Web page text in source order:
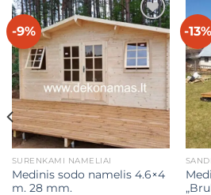
-9% Mėgstamiausias
SURENKAMI NAMELIAI
Medinis sodo namelis 4.6×4
m. 28 mm.
-13%